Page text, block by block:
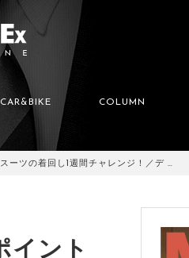
CAR&BIKE COLUMN
ーツの着回し1週間チャレンジ！／デ …
イント